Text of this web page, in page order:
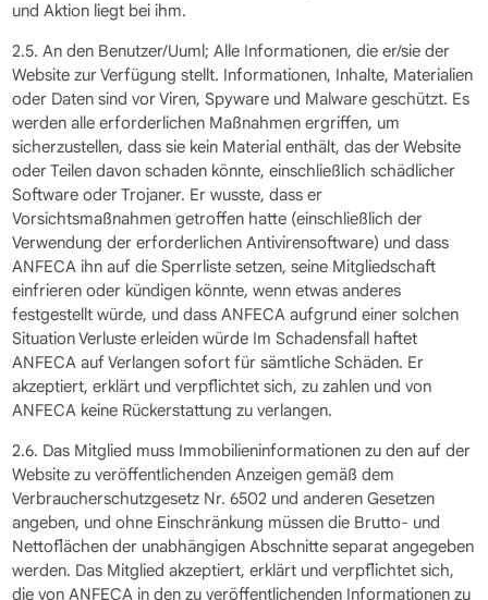
und Aktion liegt bei ihm.
2.5. An den Benutzer/Uuml; Alle Informationen, die er/sie der
Website zur Verfügung stellt. Informationen, Inhalte, Materialien
oder Daten sind vor Viren, Spyware und Malware geschützt. Es
werden alle erforderlichen Maßnahmen ergriffen, um
sicherzustellen, dass sie kein Material enthält, das der Website
oder Teilen davon schaden könnte, einschließlich schädlicher
Software oder Trojaner. Er wusste, dass er
Vorsichtsmaßnahmen getroffen hatte (einschließlich der
Verwendung der erforderlichen Antivirensoftware) und dass
ANFECA ihn auf die Sperrliste setzen, seine Mitgliedschaft
einfrieren oder kündigen könnte, wenn etwas anderes
festgestellt würde, und dass ANFECA aufgrund einer solchen
Situation Verluste erleiden würde Im Schadensfall haftet
ANFECA auf Verlangen sofort für sämtliche Schäden. Er
akzeptiert, erklärt und verpflichtet sich, zu zahlen und von
ANFECA keine Rückerstattung zu verlangen.
2.6. Das Mitglied muss Immobilieninformationen zu den auf der
Website zu veröffentlichenden Anzeigen gemäß dem
Verbraucherschutzgesetz Nr. 6502 und anderen Gesetzen
angeben, und ohne Einschränkung müssen die Brutto- und
Nettoflächen der unabhängigen Abschnitte separat angegeben
werden. Das Mitglied akzeptiert, erklärt und verpflichtet sich,
die von ANFECA in den zu veröffentlichenden Informationen zu